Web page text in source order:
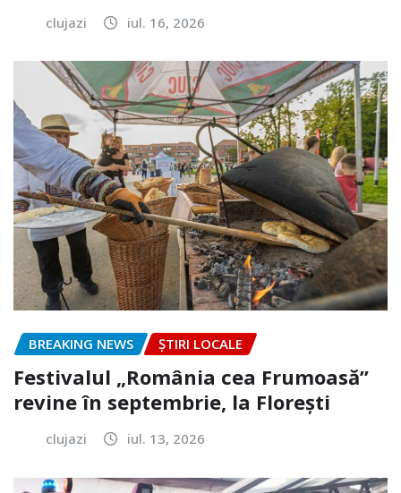
clujazi iul. 16, 2026
BREAKING NEWS ȘTIRI LOCALE
Festivalul „România cea Frumoasă”
revine în septembrie, la Florești
clujazi iul. 13, 2026